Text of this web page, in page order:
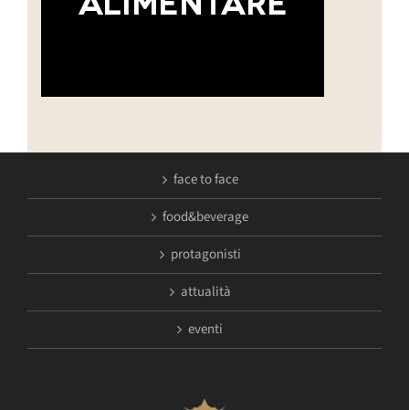
face to face
food&beverage
protagonisti
attualità
eventi